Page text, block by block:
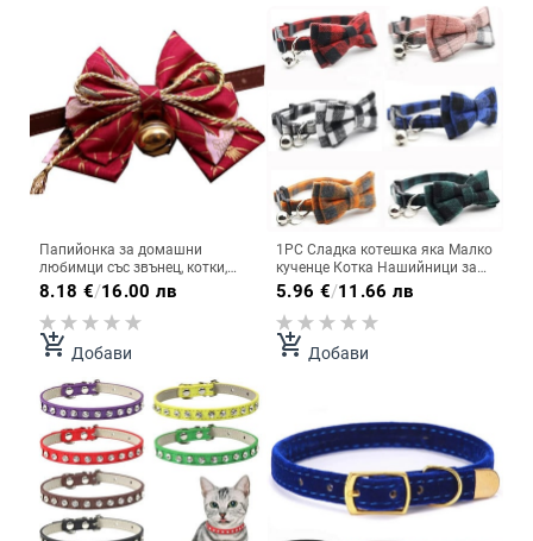
Папийонка за домашни
любимци със звънец, котки,
кучета, нашийници, кожени
щампи, бантик, регулируема
яка, папионка за малки, средни
кучета, аксесоари за котки
8.18 €/16.00 лв
add_shopping_cart Добави
1PC Сладка котешка яка Малко
кученце Котка Нашийници за
кучета Bow Kitten Collar
Bowknot Колие със звънец за
куче котка чихуахуа домашни
любимци
5.96 €/11.66 лв
add_shopping_cart Добави